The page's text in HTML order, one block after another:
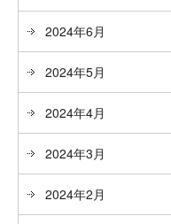
2024年6月
2024年5月
2024年4月
2024年3月
2024年2月